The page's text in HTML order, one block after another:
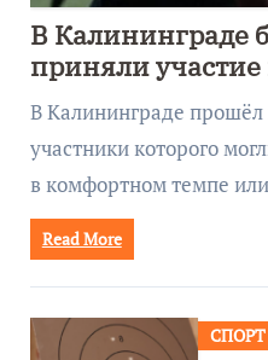
В Калининграде
приняли участие
забеге
В Калининграде
участники которого
в комфортном темпе
Read More
СПОРТ